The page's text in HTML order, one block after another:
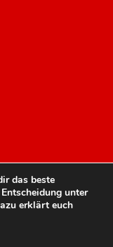
das beste
unter
erklärt euch